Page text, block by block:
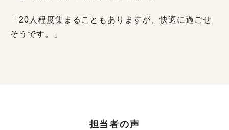
「20人程度集まることもありますが、快適に過ごせ
そうです。」
担当者の声